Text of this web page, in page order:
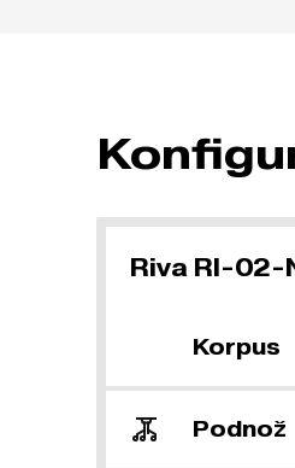
Riva RI-02-
Korpus
Podnož